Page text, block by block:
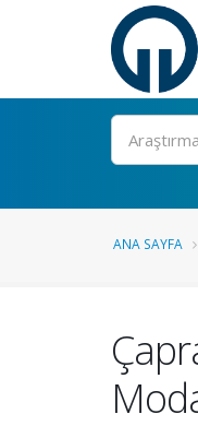
Ara
ANA SAYFA